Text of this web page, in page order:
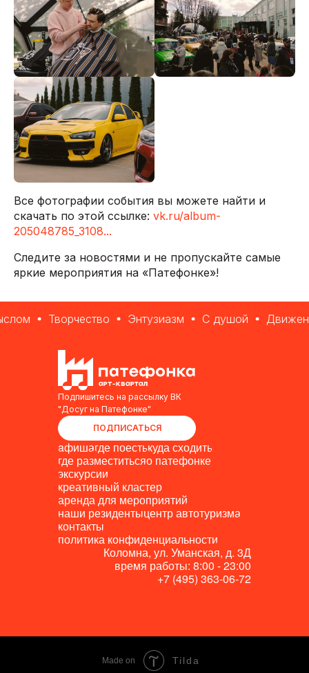
Все фотографии события вы можете найти и
скачать по этой ссылке: vk.ru/album-
205048785_3108...
Следите за новостями и не пропускайте самые
яркие мероприятия на «Патефонке»!
Творчество Энтузиазм С душой
Подпишитесь на рассылку ВК
"Досуг на Патефонке"
ПОДПИСАТЬСЯ
aфишагде поестькуда сходить
где разместитьсяо патефонке
экскурсии
креативный кластер
аренда для мероприятий
наши резидентыцентр автотуризма
контакты
политика конфиденциальности
Коломна, ул. Уманская, д. 3Д
время работы: 8:00 - 23:00
+7 (495) 363-06-72
Made on Tilda